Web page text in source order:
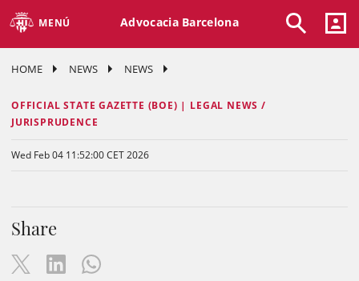
MENÚ Advocacia Barcelona
HOME NEWS NEWS
OFFICIAL STATE GAZETTE (BOE) | LEGAL NEWS /
JURISPRUDENCE
Wed Feb 04 11:52:00 CET 2026
Share